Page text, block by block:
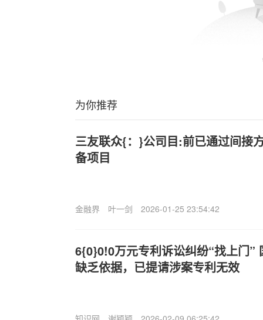
为你推荐
三友联众{：}公司目:前已通过间接
备项目
金融界 叶一剑 2026-01-25 23:54:42
6{0}0!0万元专利诉讼纠纷“找上门”
缺乏依据，已提请涉案专利无效